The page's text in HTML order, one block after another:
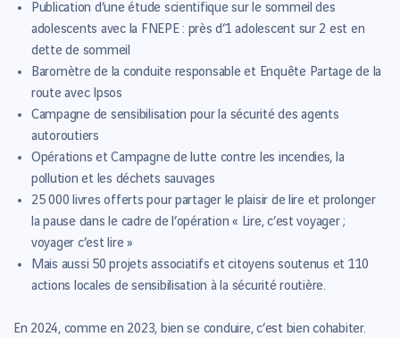
Publication d’une étude scientifique sur le sommeil des
adolescents avec la FNEPE : près d’1 adolescent sur 2 est en
dette de sommeil
Baromètre de la conduite responsable et Enquête Partage de la
route avec Ipsos
Campagne de sensibilisation pour la sécurité des agents
autoroutiers
Opérations et Campagne de lutte contre les incendies, la
pollution et les déchets sauvages
25 000 livres offerts pour partager le plaisir de lire et prolonger
la pause dans le cadre de l’opération « Lire, c’est voyager ;
voyager c’est lire »
Mais aussi 50 projets associatifs et citoyens soutenus et 110
actions locales de sensibilisation à la sécurité routière.
En 2024, comme en 2023, bien se conduire, c’est bien cohabiter.